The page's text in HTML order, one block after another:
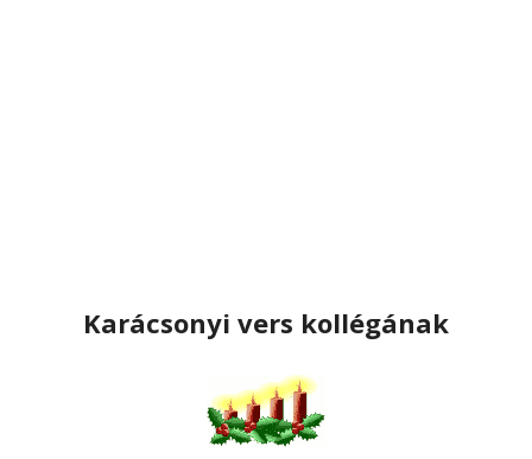
Karácsonyi vers kollégának